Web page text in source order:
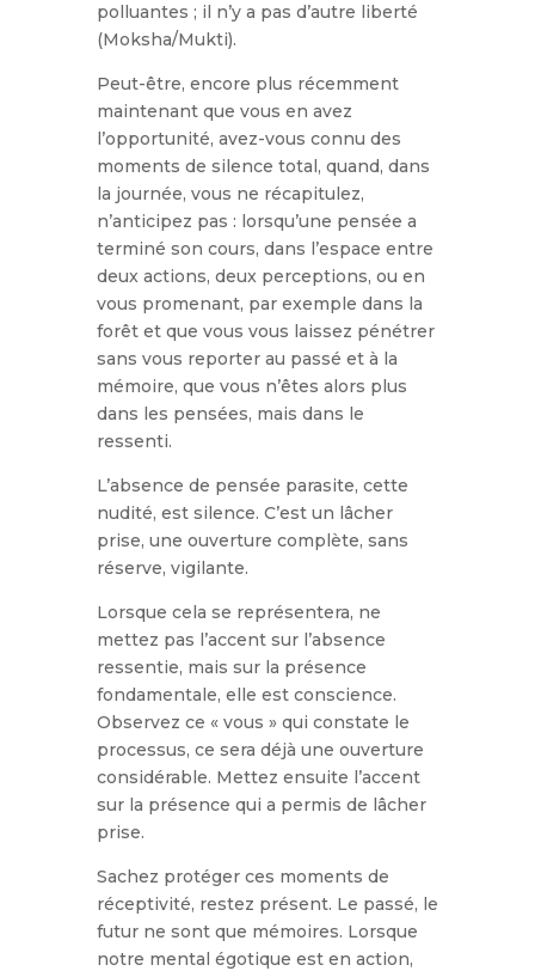
polluantes ; il n’y a pas d’autre liberté
(Moksha/Mukti).
Peut-être, encore plus récemment
maintenant que vous en avez
l’opportunité, avez-vous connu des
moments de silence total, quand, dans
la journée, vous ne récapitulez,
n’anticipez pas : lorsqu’une pensée a
terminé son cours, dans l’espace entre
deux actions, deux perceptions, ou en
vous promenant, par exemple dans la
forêt et que vous vous laissez pénétrer
sans vous reporter au passé et à la
mémoire, que vous n’êtes alors plus
dans les pensées, mais dans le
ressenti.
L’absence de pensée parasite, cette
nudité, est silence. C’est un lâcher
prise, une ouverture complète, sans
réserve, vigilante.
Lorsque cela se représentera, ne
mettez pas l’accent sur l’absence
ressentie, mais sur la présence
fondamentale, elle est conscience.
Observez ce « vous » qui constate le
processus, ce sera déjà une ouverture
considérable. Mettez ensuite l’accent
sur la présence qui a permis de lâcher
prise.
Sachez protéger ces moments de
réceptivité, restez présent. Le passé, le
futur ne sont que mémoires. Lorsque
notre mental égotique est en action,